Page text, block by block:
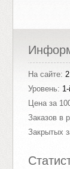
На сайте:
Уровень:
Цена за
Заказов в
Закрытых